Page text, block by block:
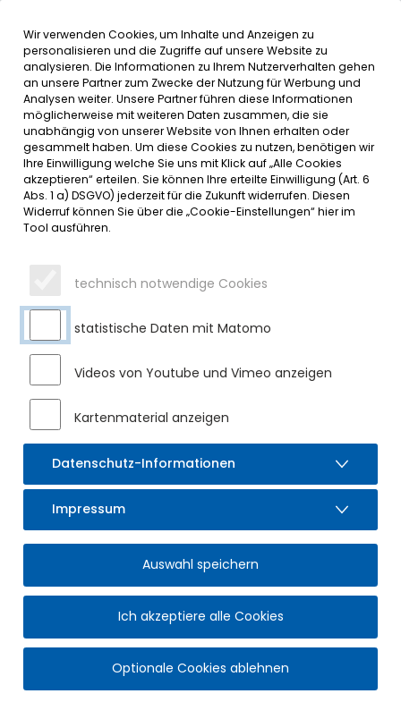
Inhalt der Seite anspringen
Informationen undMENÜ
SERVICE
NEUER AUSZUBILDENDER IM
RATHAUS
Donnerstag, 05.09.2024
Ausbildung zum Verwaltungsfachangestellten beim Markt
Sulzberg begonnen. Er hat bereits im vergangenen Jahr ein
Praktikum im Rathaus absolviert.
3. Bürgermeister Ulrich Bestler freute sich Simon Klaus im
Rathaus-Team willkommen zu heißen.
Die Ausbildung zum Verwaltungsfachangestellten dauert
drei Jahre und findet abwechselnd im Rathaus, in der
Berufsschule in Kempten und in der Bayerischen
Verwaltungsschule statt.
Wir wünschen Simon Klaus einen guten Berufsstart, viele
Wir verwenden Cookies, um Inhalte und Anzeigen zu
personalisieren und die Zugriffe auf unsere Website zu
analysieren. Die Informationen zu Ihrem Nutzerverhalten gehen
an unsere Partner zum Zwecke der Nutzung für Werbung und
Analysen weiter. Unsere Partner führen diese Informationen
möglicherweise mit weiteren Daten zusammen, die sie
unabhängig von unserer Website von Ihnen erhalten oder
gesammelt haben. Um diese Cookies zu nutzen, benötigen wir
Ihre Einwilligung welche Sie uns mit Klick auf „Alle Cookies
akzeptieren“ erteilen. Sie können Ihre erteilte Einwilligung (Art. 6
Abs. 1 a) DSGVO) jederzeit für die Zukunft widerrufen. Diesen
Widerruf können Sie über die „Cookie-Einstellungen“ hier im
Tool ausführen.
technisch notwendige Cookies
statistische Daten mit Matomo
Videos von Youtube und Vimeo anzeigen
Kartenmaterial anzeigen
Datenschutz-Informationen
Impressum
Auswahl speichern
Ich akzeptiere alle Cookies
Optionale Cookies ablehnen